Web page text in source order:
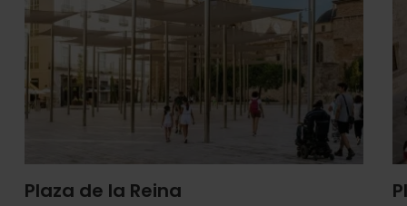
Plaza de la Reina